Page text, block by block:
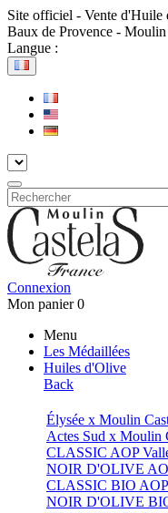
Site officiel - Vente d'Huile
Baux de Provence - Moulin
Langue :
Connexion
Mon panier 0
Menu
Les Médaillées
Huiles d'Olive
Back
Élysée x Moulin
Actes Sud x Moulin
CLASSIC AOP
NOIR D'OLIVE
CLASSIC BIO AOP
NOIR D'OLIVE BIO